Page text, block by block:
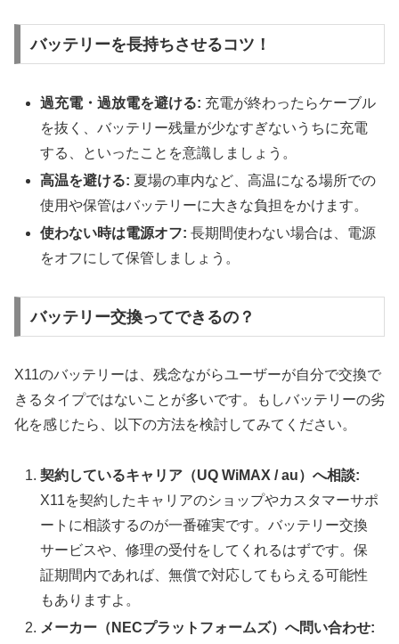
バッテリーを長持ちさせるコツ！
過充電・過放電を避ける: 充電が終わったらケーブル
を抜く、バッテリー残量が少なすぎないうちに充電
する、といったことを意識しましょう。
高温を避ける: 夏場の車内など、高温になる場所での
使用や保管はバッテリーに大きな負担をかけます。
使わない時は電源オフ: 長期間使わない場合は、電源
をオフにして保管しましょう。
バッテリー交換ってできるの？
X11のバッテリーは、残念ながらユーザーが自分で交換で
きるタイプではないことが多いです。もしバッテリーの劣
化を感じたら、以下の方法を検討してみてください。
契約しているキャリア（UQ WiMAX / au）へ相談:
X11を契約したキャリアのショップやカスタマーサポ
ートに相談するのが一番確実です。バッテリー交換
サービスや、修理の受付をしてくれるはずです。保
証期間内であれば、無償で対応してもらえる可能性
もありますよ。
メーカー（NECプラットフォームズ）へ問い合わせ: